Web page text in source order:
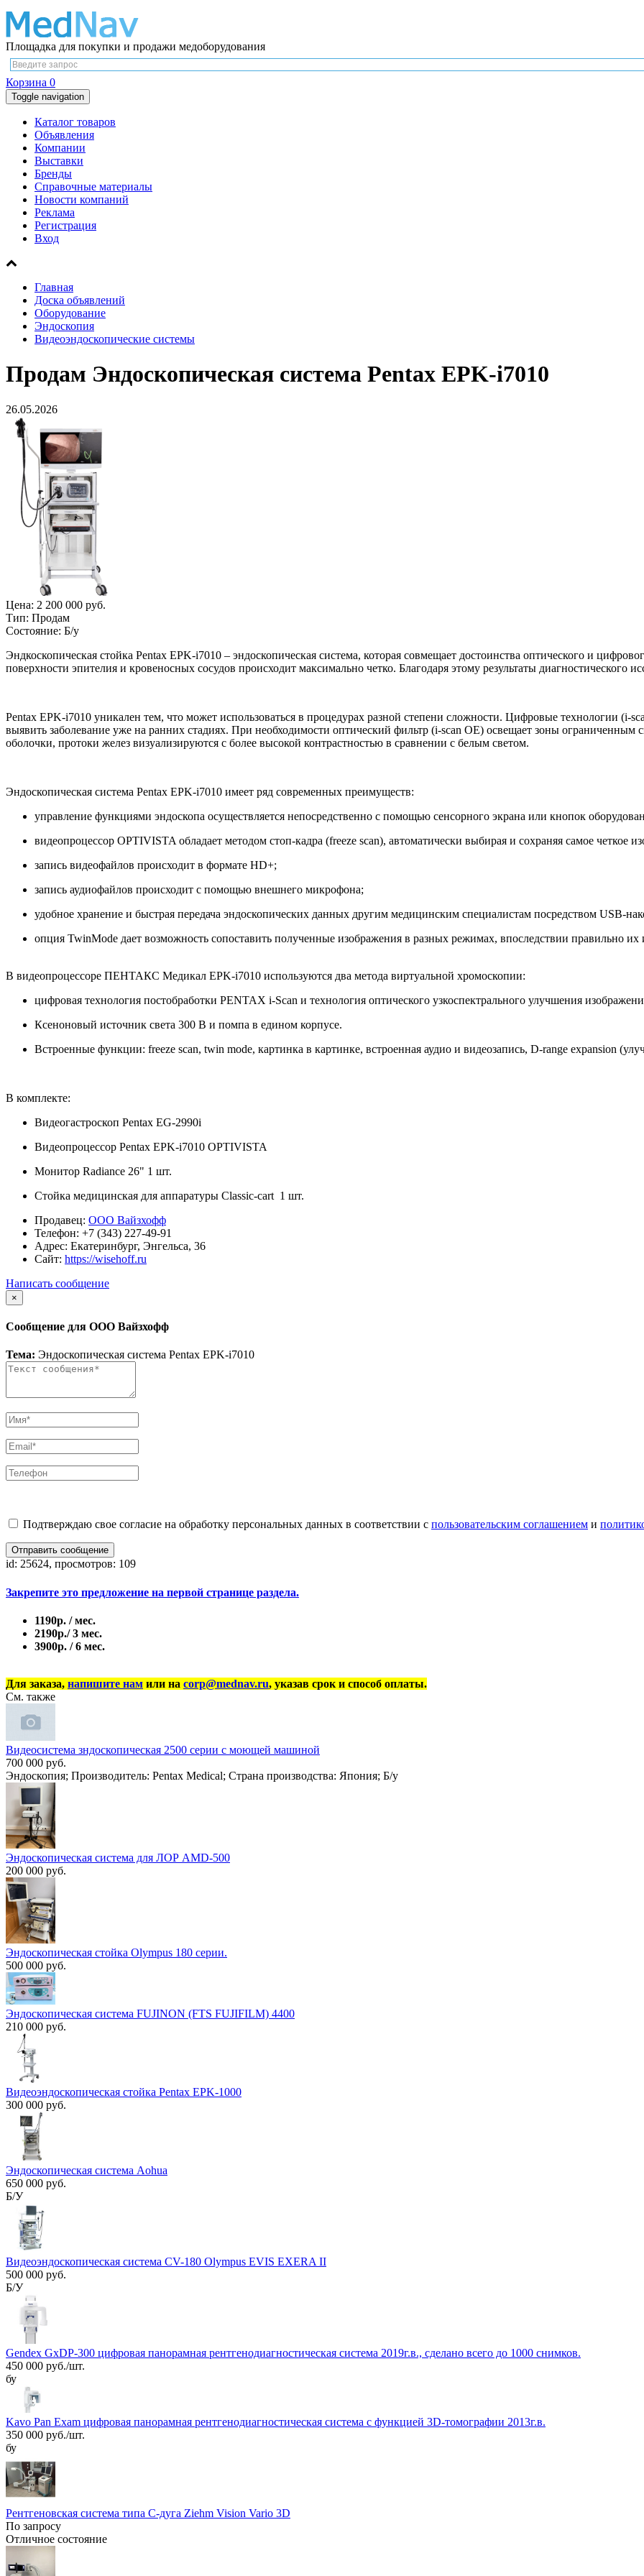
Площадка для покупки и продажи медоборудования
Корзина 0
Toggle navigation
Каталог товаров
Объявления
Компании
Выставки
Бренды
Справочные материалы
Новости компаний
Реклама
Регистрация
Вход
Главная
Доска объявлений
Оборудование
Эндоскопия
Видеоэндоскопические системы
Продам Эндоскопическая система Pentax EPK-i7010
26.05.2026
Цена: 2 200 000 руб.
Тип: Продам
Состояние: Б/у
Эндкоскопическая стойка Pentax EPK-i7010 – эндоскопическая система, которая совмещает достоинства оптического и
поверхности эпителия и кровеносных сосудов происходит максимально четко. Благодаря этому результаты
Pentax EPK-i7010 уникален тем, что может использоваться в процедурах разной степени сложности. Цифровые технологии (i-
выявить заболевание уже на ранних стадиях. При необходимости оптический фильтр (i-scan OЕ) освещает зоны ограниченным
оболочки, протоки желез визуализируются с более высокой контрастностью в сравнении с белым светом.
Эндоскопическая система Pentax EPK-i7010 имеет ряд современных преимуществ:
управление функциями эндоскопа осуществляется непосредственно с помощью сенсорного экрана или кнопок
видеопроцессор OPTIVISTA обладает методом стоп-кадра (freeze scan), автоматически выбирая и сохраняя самое четкое
запись видеофайлов происходит в формате HD+;
запись аудиофайлов происходит с помощью внешнего микрофона;
удобное хранение и быстрая передача эндоскопических данных другим медицинским специалистам посредством USB-
опция TwinMode дает возможность сопоставить полученные изображения в разных режимах, впоследствии правильно
В видеопроцессоре ПЕНТАКС Медикал EPK-i7010 используются два метода виртуальной хромоскопии:
цифровая технология постобработки PENTAX i-Scan и технология оптического узкоспектрального улучшения
Ксеноновый источник света 300 В и помпа в едином корпусе.
Встроенные функции: freeze scan, twin mode, картинка в картинке, встроенная аудио и видеозапись, D-range expansion
В комплекте:
Видеогастроскоп Pentax EG-2990i
Видеопроцессор Pentax EPK-i7010 OPTIVISTA
Монитор Radiance 26" 1 шт.
Стойка медицинская для аппаратуры Classic-cart 1 шт.
Продавец: ООО Вайзхофф
Телефон: +7 (343) 227-49-91
Адрес: Екатеринбург, Энгельса, 36
Сайт: https://wisehoff.ru
Написать сообщение
×
Сообщение для ООО Вайзхофф
Тема: Эндоскопическая система Pentax EPK-i7010
Подтверждаю свое согласие на обработку персональных данных в соответствии с пользовательским соглашением и
Отправить сообщение
id: 25624, просмотров: 109
Закрепите это предложение на первой странице раздела.
1190р. / мес.
2190р./ 3 мес.
3900р. / 6 мес.
Для заказа, напишите нам или на corp@mednav.ru, указав срок и способ оплаты.
См. также
Видеосистема зндоскопическая 2500 серии с моющей машиной
700 000 руб.
Эндоскопия; Производитель: Pentax Medical; Страна производства: Япония; Б/у
Эндоскопическая система для ЛОР AMD-500
200 000 руб.
Эндоскопическая стойка Olympus 180 серии.
500 000 руб.
Эндоскопическая система FUJINON (FTS FUJIFILM) 4400
210 000 руб.
Видеоэндоскопическая стойка Pentax EPK-1000
300 000 руб.
Эндоскопическая система Aohua
650 000 руб.
Б/У
Видеоэндоскопическая система CV-180 Olympus EVIS EXERA II
500 000 руб.
Б/У
Gendex GxDP-300 цифровая панорамная рентгенодиагностическая система 2019г.в., сделано всего до 1000 снимков.
450 000 руб./шт.
бу
Kavo Pan Exam цифровая панорамная рентгенодиагностическая система с функцией 3D-томографии 2013г.в.
350 000 руб./шт.
бу
Рентгеновская система типа С-дуга Ziehm Vision Vario 3D
По запросу
Отличное состояние